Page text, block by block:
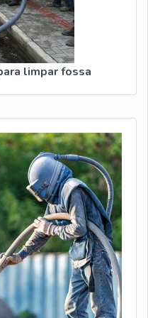
limpar fossa